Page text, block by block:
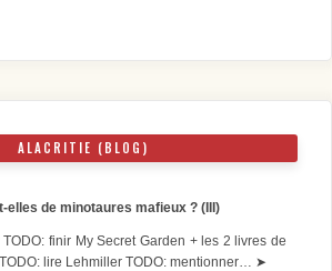
ALACRITIE (BLOG)
elles de minotaures mafieux ? (III)
finir My Secret Garden + les 2 livres de
lire Lehmiller TODO: mentionner… ➤